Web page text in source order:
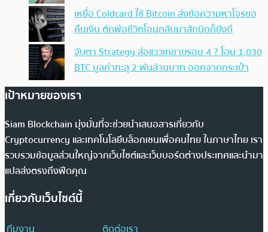
เหยื่อ Coldcard ใช้ Bitcoin ส่งข้อความหาโจรขอ
คืนเงิน ตัดพ้อชีวิตโอนกลับมาสักนิดก็ยังดี
จับตา Strategy ส่อแววเทขายรอบ 4 ? โอน 1,030
BTC มูลค่าทะลุ 2 พันล้านบาท ออกจากกระเป๋า
เป้าหมายของเรา
Siam Blockchain มุ่งมั่นที่จะช่วยนำเสนอสารเกี่ยวกับ
Cryptocurrency และเทคโนโลยีบล็อกเชนเพื่อคนไทย ในภาษาไทย เรา
รวบรวมข้อมูลส่วนใหญ่จากเว็บไซต์และเว็บบอร์ดต่างประเทศและนำมา
แปลส่งตรงถึงฟีดคุณ
เกี่ยวกับเว็บไซต์นี้